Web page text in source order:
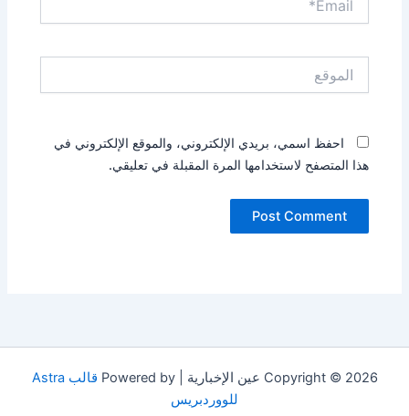
احفظ اسمي، بريدي الإلكتروني، والموقع الإلكتروني في
هذا المتصفح لاستخدامها المرة المقبلة في تعليقي.
Copyright © 2026 عين الإخبارية | Powered by
قالب Astra
للووردبريس